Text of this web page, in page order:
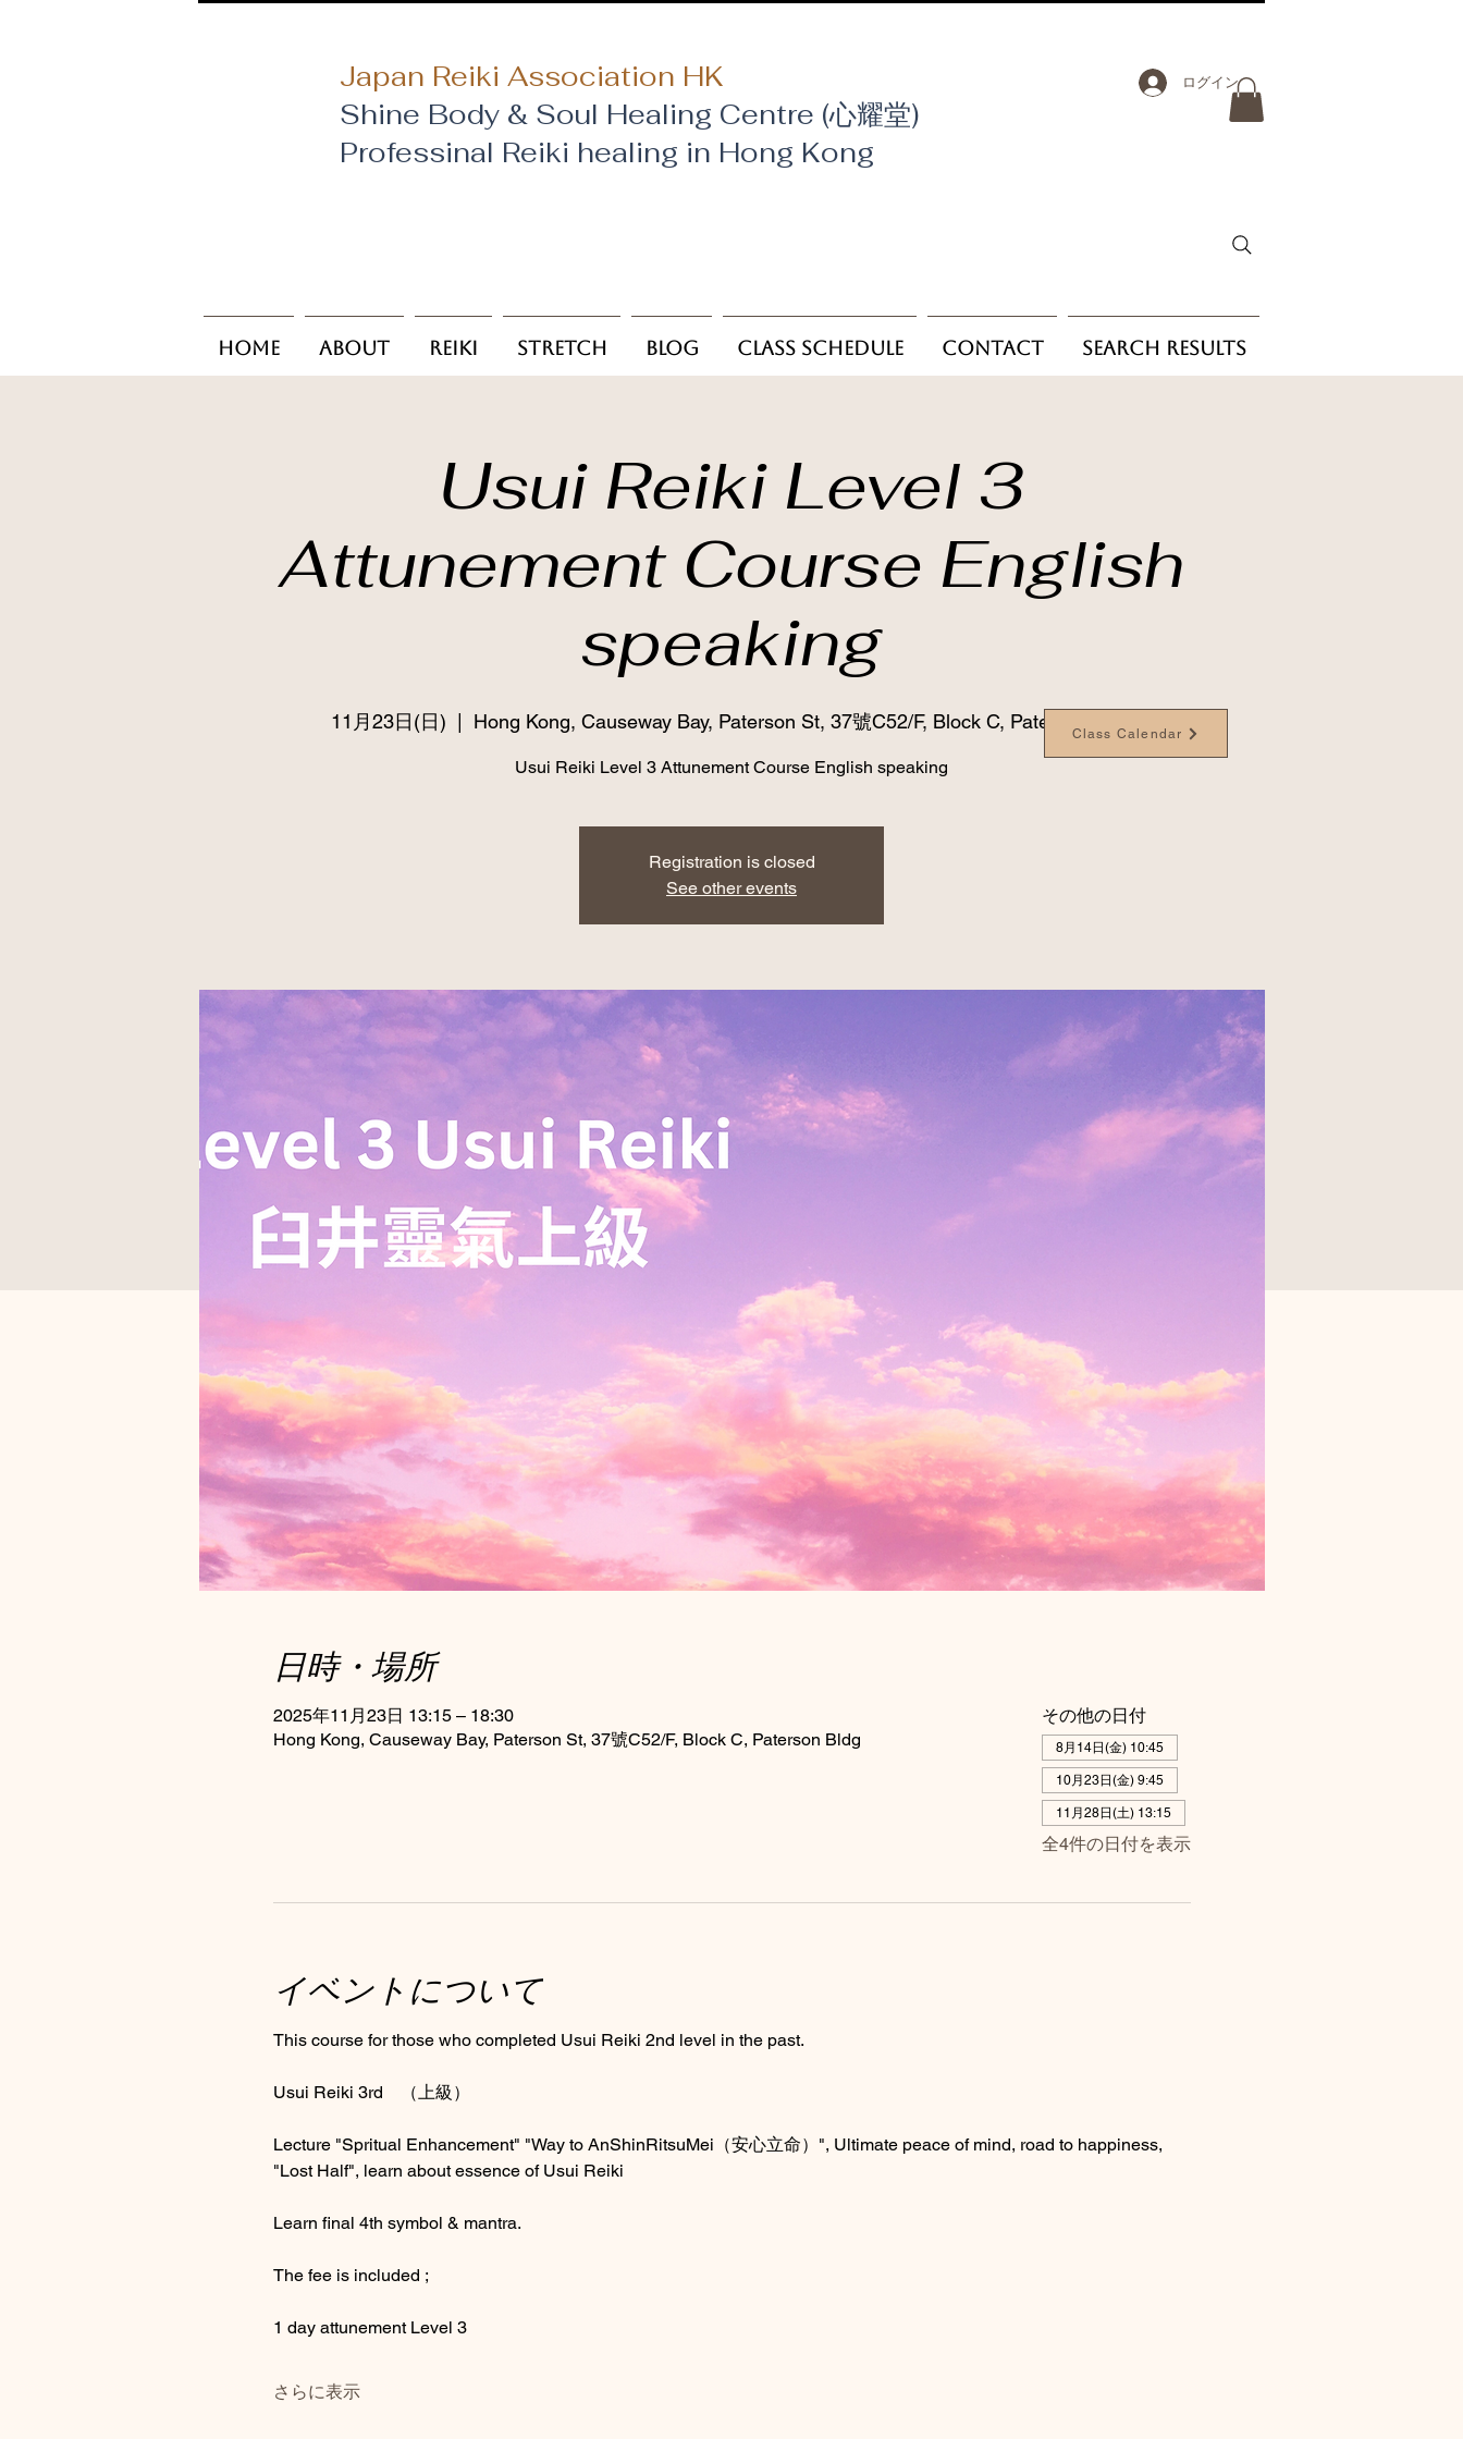
Japan Reiki Association HK
Shine Body & Soul Healing Centre (心耀堂)
​Professinal Reiki healing in Hong Kong
ログイン
Home About Reiki Stretch Blog Class Schedule Contact Search Results
Usui Reiki Level 3
Attunement Course English
speaking
11月23日(日) Hong Kong, Causeway Bay, Paterson St, 37號C52/F, Block C, Paterson Bldg
Usui Reiki Level 3 Attunement Course English speaking
Registration is closed
See other events
日時・場所
2025年11月23日 13:15 – 18:30
Hong Kong, Causeway Bay, Paterson St, 37號C52/F, Block C, Paterson Bldg
その他の日付
8月14日(金) 10:45
10月23日(金) 9:45
11月28日(土) 13:15
全4件の日付を表示
イベントについて
This course for those who completed Usui Reiki 2nd level in the past.
Usui Reiki 3rd　（上級）
Lecture "Spritual Enhancement" "Way to AnShinRitsuMei（安心立命）", Ultimate peace of mind, road to happiness,
"Lost Half", learn about essence of Usui Reiki
Learn final 4th symbol & mantra.
The fee is included ;
1 day attunement Level 3
さらに表示
Class Calendar